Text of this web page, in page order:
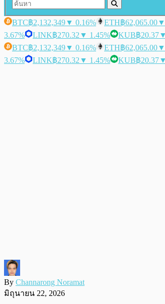
BTC฿2,132,349▼ 0.16% ETH฿62,065.00▼
3.67%
LINK฿270.32 ▼ 1.45% KUB฿20.37
BTC฿2,132,349▼ 0.16% ETH฿62,065.00▼
3.67%
LINK฿270.32 ▼ 1.45% KUB฿20.37
By Channarong Noramat
มิถุนายน 22, 2026